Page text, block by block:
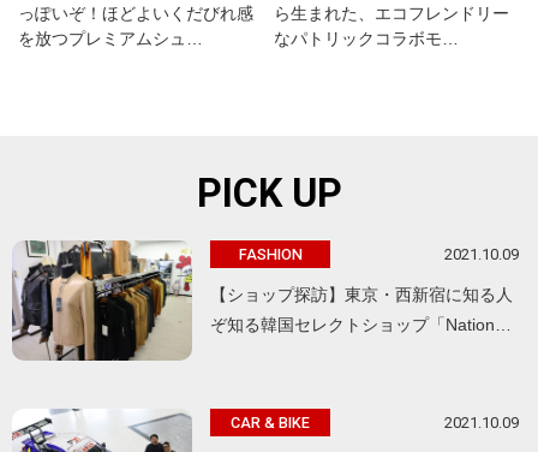
っぽいぞ！ほどよいくだびれ感
を放つプレミアムシュ…
ら生まれた、エコフレンドリー
なパトリックコラボモ…
PICK UP
FASHION 2021.10.09
【ショップ探訪】東京・西新宿に知る人
ぞ知る韓国セレクトショップ「Nation…
CAR & BIKE 2021.10.09